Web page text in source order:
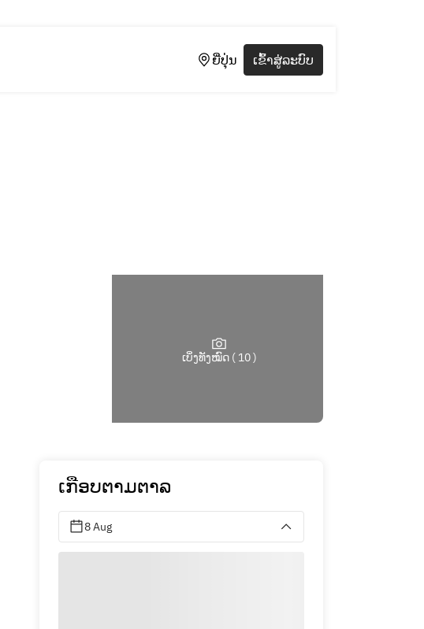
ຍີ່ປຸ່ນ ເຂົ້າສູ່ລະບົບ
ເບິ່ງທັງໝົດ ( 10 )
ເກືອບຕາມຕາລ
8 Aug